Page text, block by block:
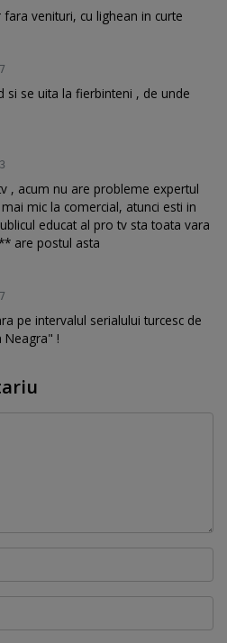
venituri, cu lighean in curte
se uita la fierbinteni , de unde
, acum nu are probleme expertul
mic la comercial, atunci esti in
educat al pro tv sta toata vara
are postul asta
pe intervalul serialului turcesc de
Neagra" !